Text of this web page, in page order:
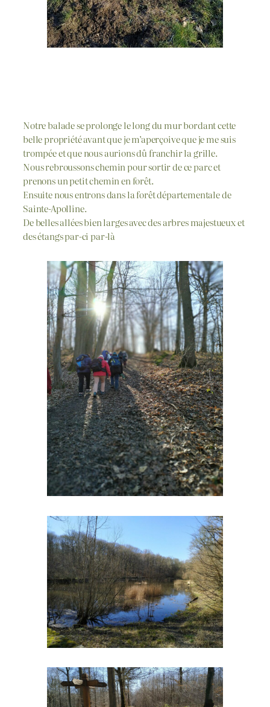
Notre balade se prolonge le long du mur bordant cette
belle propriété avant que je m’aperçoive que je me suis
trompée et que nous aurions dû franchir la grille.
Nous rebroussons chemin pour sortir de ce parc et
prenons un petit chemin en forêt.
Ensuite nous entrons dans la forêt départementale de
Sainte-Apolline.
De belles allées bien larges avec des arbres majestueux et
des étangs par-ci par-là